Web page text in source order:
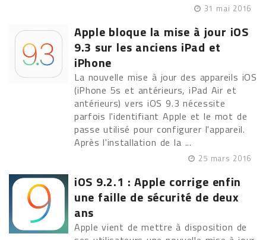
31 mai 2016
Apple bloque la mise à jour iOS
9.3 sur les anciens iPad et
iPhone
La nouvelle mise à jour des appareils iOS
(iPhone 5s et antérieurs, iPad Air et
antérieurs) vers iOS 9.3 nécessite
parfois l'identifiant Apple et le mot de
passe utilisé pour configurer l'appareil.
Après l'installation de la ...
25 mars 2016
iOS 9.2.1 : Apple corrige enfin
une faille de sécurité de deux
ans
Apple vient de mettre à disposition de